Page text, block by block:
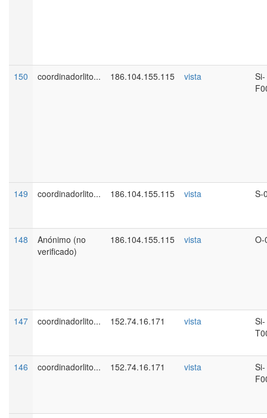
150 coordinadorlito... 186.104.155.115 vista
Si-
149 coordinadorlito... 186.104.155.115 vista S-
148
Anónimo (no
verificado)
186.104.155.115 vista O-
147 coordinadorlito... 152.74.16.171 vista
Si-
146 coordinadorlito... 152.74.16.171 vista
Si-